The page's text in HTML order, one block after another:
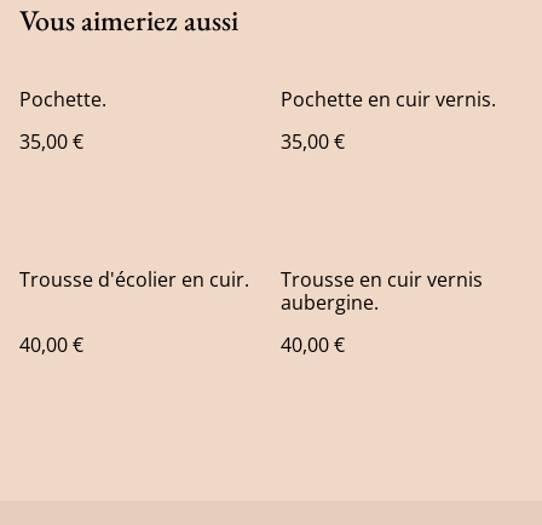
Vous aimeriez aussi
Pochette.
35,00 €
Pochette en cuir vernis.
35,00 €
Trousse d'écolier en cuir.
40,00 €
Trousse en cuir vernis
aubergine.
40,00 €